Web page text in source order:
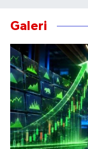
Galeri